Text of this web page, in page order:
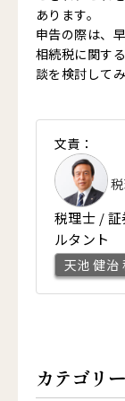
あります。
申告の際は、
相続税に関す
談を検討して
文責：
税理士 /
ルタント
天池 健治
カテゴリー